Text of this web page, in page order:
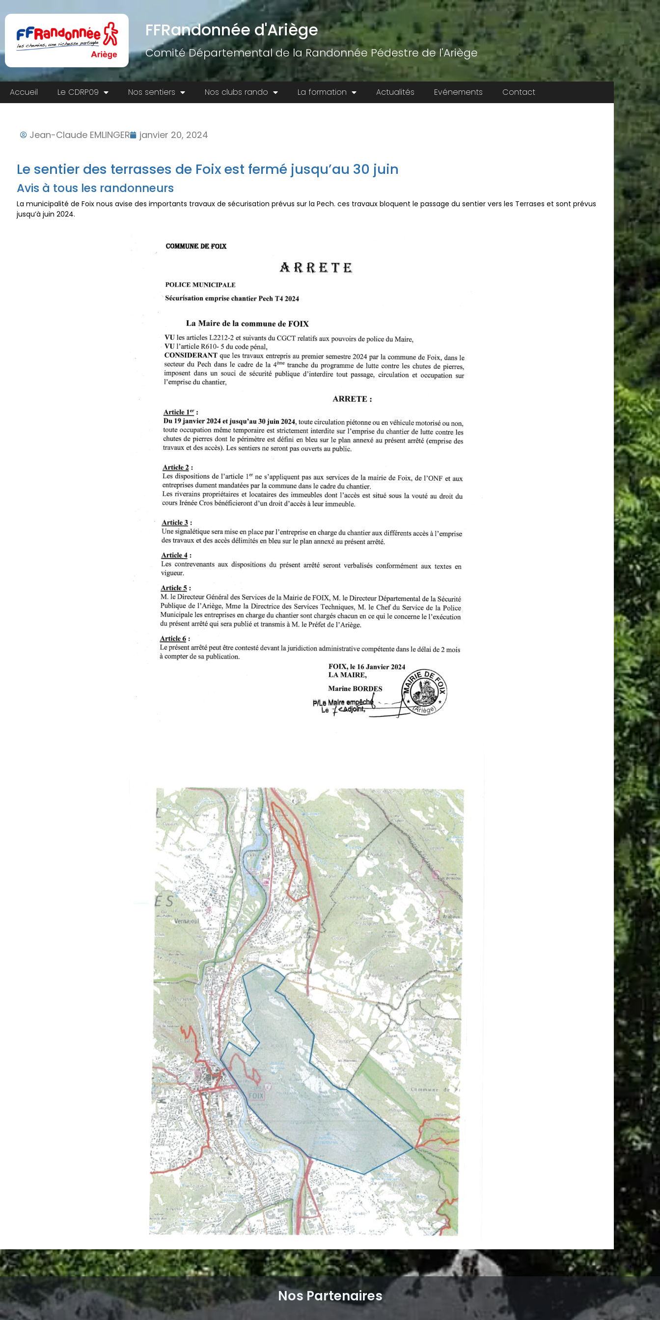
FFRandonnée d'Ariège
Comité Départemental de la Randonnée Pédestre de l'Ariège
Accueil Le CDRP09 Nos sentiers Nos clubs rando La formation Actualités Evénements Contact
Jean-Claude EMLINGER janvier 20, 2024
Le sentier des terrasses de Foix est fermé jusqu’au 30 juin
Avis à tous les randonneurs
La municipalité de Foix nous avise des importants travaux de sécurisation prévus sur la Pech. ces travaux bloquent le passage du sentier vers les Terrases et sont prévus
jusqu’à juin 2024.
Nos Partenaires